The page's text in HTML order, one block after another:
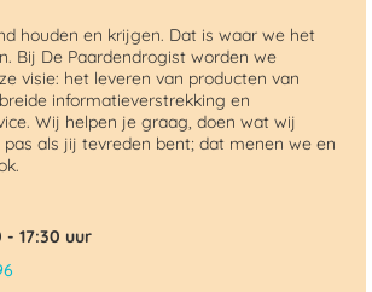
houden en krijgen. Dat is waar we het
Bij De Paardendrogist worden we
visie: het leveren van producten van
informatieverstrekking en
Wij helpen je graag, doen wat wij
als jij tevreden bent; dat menen we en
17:30 uur